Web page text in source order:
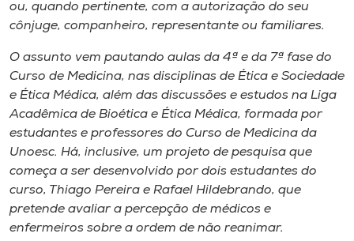
ou, quando pertinente, com a autorização do seu
cônjuge, companheiro, representante ou familiares.
O assunto vem pautando aulas da 4ª e da 7ª fase do
Curso de Medicina, nas disciplinas de Ética e Sociedade
e Ética Médica, além das discussões e estudos na Liga
Acadêmica de Bioética e Ética Médica, formada por
estudantes e professores do Curso de Medicina da
Unoesc. Há, inclusive, um projeto de pesquisa que
começa a ser desenvolvido por dois estudantes do
curso, Thiago Pereira e Rafael Hildebrando, que
pretende avaliar a percepção de médicos e
enfermeiros sobre a ordem de não reanimar.